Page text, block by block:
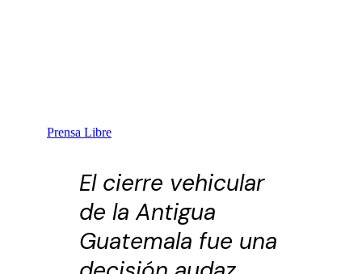
Prensa Libre
El cierre vehicular
de la Antigua
Guatemala fue una